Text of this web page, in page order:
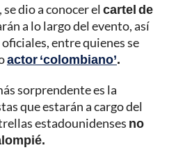
dio a conocer el cartel de
a lo largo del evento, así
entre quienes se
actor ‘colombiano’.
sorprendente es la
que estarán a cargo del
estadounidenses no